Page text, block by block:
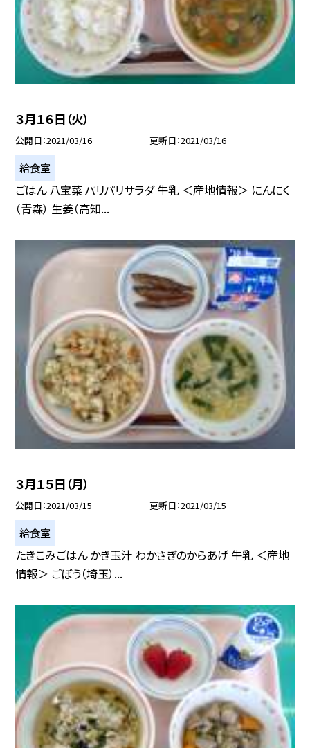
３月１６日（火）
公開日 2021/03/16 更新日 2021/03/16
給食室
ごはん 八宝菜 パリパリサラダ 牛乳 ＜産地情報＞ にんにく
（青森） 生姜（高知...
３月１５日（月）
公開日 2021/03/15 更新日 2021/03/15
給食室
たきこみごはん かき玉汁 わかさぎのからあげ 牛乳 ＜産地
情報＞ ごぼう（埼玉）...